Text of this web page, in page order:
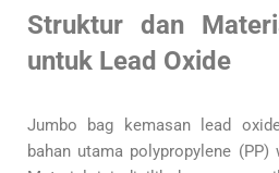
Struktur dan
untuk Lead Oxide
Jumbo bag kemasan lead
bahan utama polypropylene